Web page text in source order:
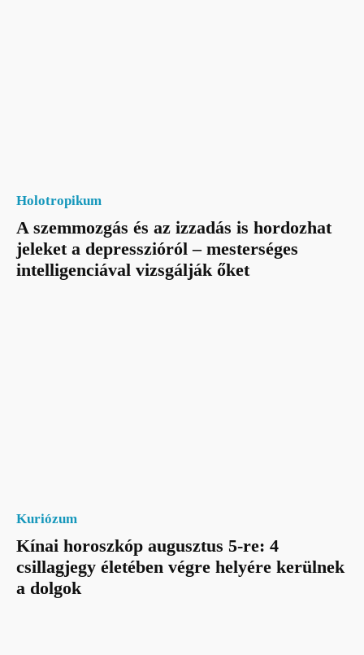
Holotropikum
A szemmozgás és az izzadás is hordozhat
jeleket a depresszióról – mesterséges
intelligenciával vizsgálják őket
Kuriózum
Kínai horoszkóp augusztus 5-re: 4
csillagjegy életében végre helyére kerülnek
a dolgok